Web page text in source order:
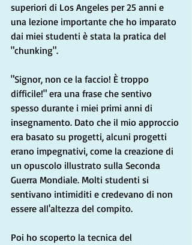
superiori di Los Angeles per 25 anni e
una lezione importante che ho imparato
dai miei studenti è stata la pratica del
"chunking".
"Signor, non ce la faccio! È troppo
difficile!" era una frase che sentivo
spesso durante i miei primi anni di
insegnamento. Dato che il mio approccio
era basato su progetti, alcuni progetti
erano impegnativi, come la creazione di
un opuscolo illustrato sulla Seconda
Guerra Mondiale. Molti studenti si
sentivano intimiditi e credevano di non
essere all'altezza del compito.
Poi ho scoperto la tecnica del